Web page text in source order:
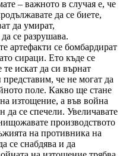
– важното в случая е, че
да се биете,
да умират,
се разрушава.
артефакти се бомбардират
сираци. Ето къде се
искат да си върнат
че не могат да
поле. Какво ще стане
изтощение, а във война
се спечели. Увеличавате
производството
на противника на
се снабдява и да